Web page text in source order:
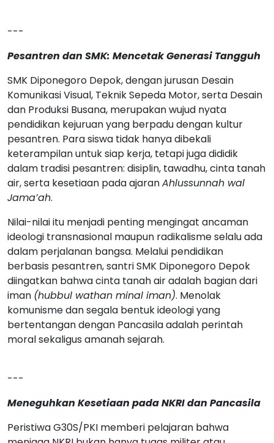
---
Pesantren dan SMK: Mencetak Generasi Tangguh
SMK Diponegoro Depok, dengan jurusan Desain
Komunikasi Visual, Teknik Sepeda Motor, serta Desain
dan Produksi Busana, merupakan wujud nyata
pendidikan kejuruan yang berpadu dengan kultur
pesantren. Para siswa tidak hanya dibekali
keterampilan untuk siap kerja, tetapi juga dididik
dalam tradisi pesantren: disiplin, tawadhu, cinta tanah
air, serta kesetiaan pada ajaranAhlussunnah wal
Jama’ah.
Nilai-nilai itu menjadi penting mengingat ancaman
ideologi transnasional maupun radikalisme selalu ada
dalam perjalanan bangsa. Melalui pendidikan
berbasis pesantren, santri SMK Diponegoro Depok
diingatkan bahwa cinta tanah air adalah bagian dari
iman (hubbul wathan minal iman). Menolak
komunisme dan segala bentuk ideologi yang
bertentangan dengan Pancasila adalah perintah
moral sekaligus amanah sejarah.
---
Meneguhkan Kesetiaan pada NKRI dan Pancasila
Peristiwa G30S/PKI memberi pelajaran bahwa